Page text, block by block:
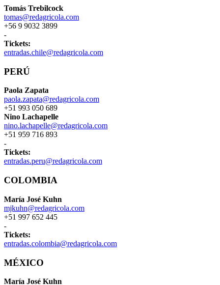
Tomás Trebilcock
tomas@redagricola.com
+56 9 9032 3899
-
Tickets:
entradas.chile@redagricola.com
PERÚ
Paola Zapata
paola.zapata@redagricola.com
+51 993 050 689
Nino Lachapelle
nino.lachapelle@redagricola.com
+51 959 716 893
-
Tickets:
entradas.peru@redagricola.com
COLOMBIA
María José Kuhn
mjkuhn@redagricola.com
+51 997 652 445
-
Tickets:
entradas.colombia@redagricola.com
MÉXICO
María José Kuhn